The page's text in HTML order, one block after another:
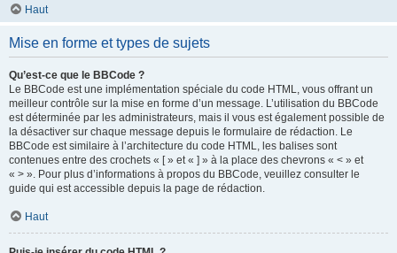
Haut
Mise en forme et types de sujets
Qu’est-ce que le BBCode ?
Le BBCode est une implémentation spéciale du code HTML, vous offrant un
meilleur contrôle sur la mise en forme d’un message. L’utilisation du BBCode
est déterminée par les administrateurs, mais il vous est également possible de
la désactiver sur chaque message depuis le formulaire de rédaction. Le
BBCode est similaire à l’architecture du code HTML, les balises sont
contenues entre des crochets « [ » et « ] » à la place des chevrons « < » et
« > ». Pour plus d’informations à propos du BBCode, veuillez consulter le
guide qui est accessible depuis la page de rédaction.
Haut